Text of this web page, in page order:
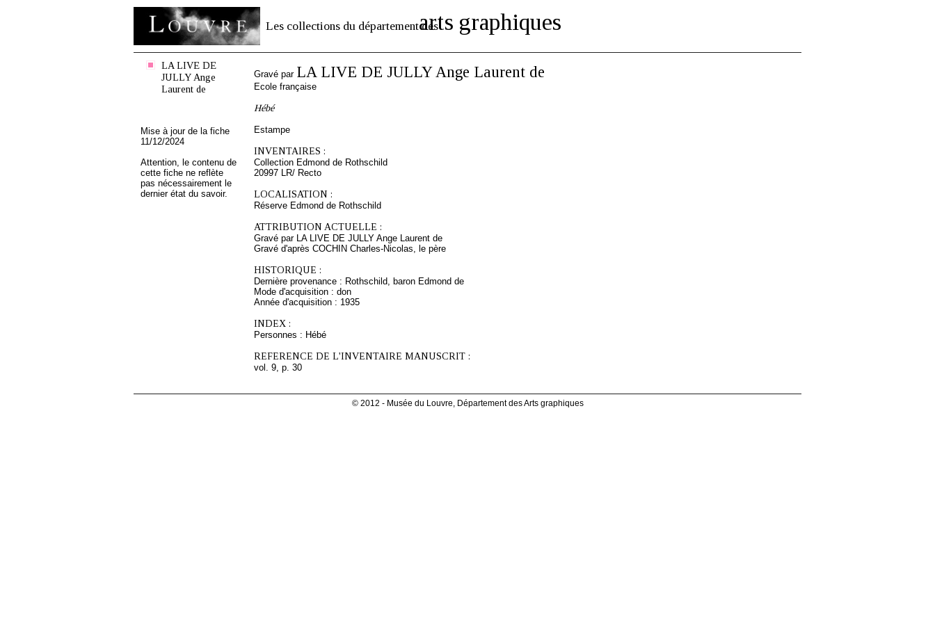
Les collections du département desarts graphiques
LA LIVE DE
JULLY Ange
Laurent de
Mise à jour de la fiche
11/12/2024
Attention, le contenu de
cette fiche ne reflète
pas nécessairement le
dernier état du savoir.
Gravé par LA LIVE DE JULLY Ange Laurent de
Ecole française
Hébé
Estampe
INVENTAIRES :
Collection Edmond de Rothschild
20997 LR/ Recto
LOCALISATION :
Réserve Edmond de Rothschild
ATTRIBUTION ACTUELLE :
Gravé par LA LIVE DE JULLY Ange Laurent de
Gravé d'après COCHIN Charles-Nicolas, le père
HISTORIQUE :
Dernière provenance : Rothschild, baron Edmond de
Mode d'acquisition : don
Année d'acquisition : 1935
INDEX :
Personnes : Hébé
REFERENCE DE L'INVENTAIRE MANUSCRIT :
vol. 9, p. 30
© 2012 - Musée du Louvre, Département des Arts graphiques